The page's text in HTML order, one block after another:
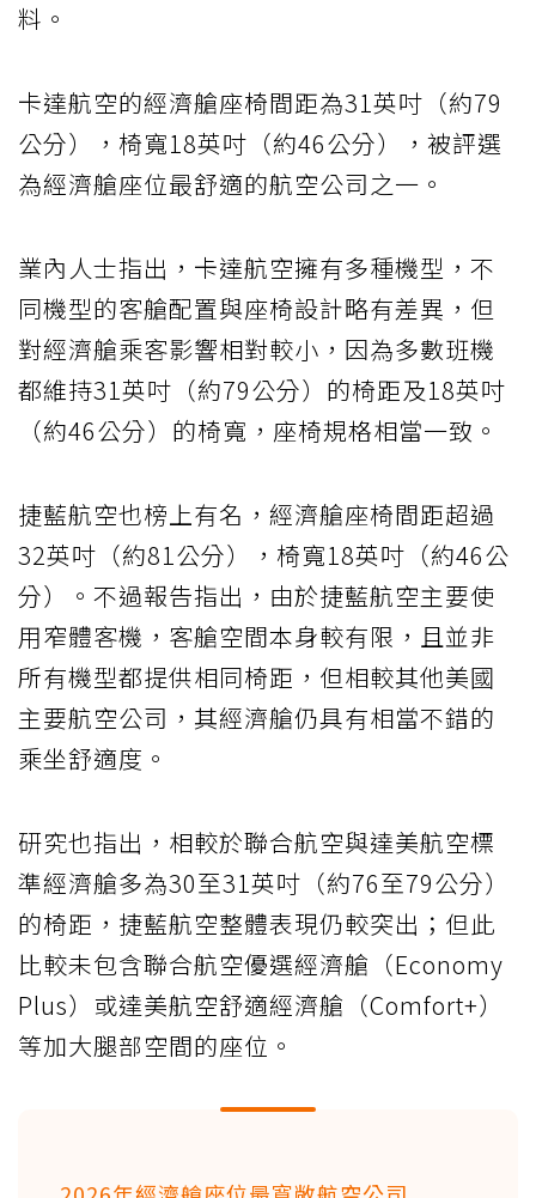
料。
卡達航空的經濟艙座椅間距為31英吋（約79
公分），椅寬18英吋（約46公分），被評選
為經濟艙座位最舒適的航空公司之一。
業內人士指出，卡達航空擁有多種機型，不
同機型的客艙配置與座椅設計略有差異，但
對經濟艙乘客影響相對較小，因為多數班機
都維持31英吋（約79公分）的椅距及18英吋
（約46公分）的椅寬，座椅規格相當一致。
捷藍航空也榜上有名，經濟艙座椅間距超過
32英吋（約81公分），椅寬18英吋（約46公
分）。不過報告指出，由於捷藍航空主要使
用窄體客機，客艙空間本身較有限，且並非
所有機型都提供相同椅距，但相較其他美國
主要航空公司，其經濟艙仍具有相當不錯的
乘坐舒適度。
研究也指出，相較於聯合航空與達美航空標
準經濟艙多為30至31英吋（約76至79公分）
的椅距，捷藍航空整體表現仍較突出；但此
比較未包含聯合航空優選經濟艙（Economy
Plus）或達美航空舒適經濟艙（Comfort+）
等加大腿部空間的座位。